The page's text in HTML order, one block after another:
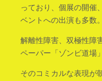
っており、個展の開催
ベントへの出演も多数。
解離性障害、双極性障
ペーパー「ゾンビ道場
そのコミカルな表現が